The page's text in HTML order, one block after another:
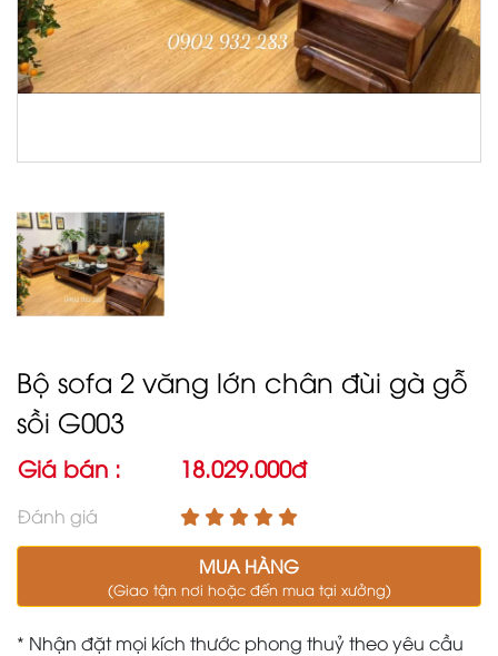
Bộ sofa 2 văng lớn chân đùi gà gỗ
sồi G003
Giá bán : 18.029.000đ
Đánh giá
MUA HÀNG
(Giao tận nơi hoặc đến mua tại xưởng)
* Nhận đặt mọi kích thước phong thuỷ theo yêu cầu